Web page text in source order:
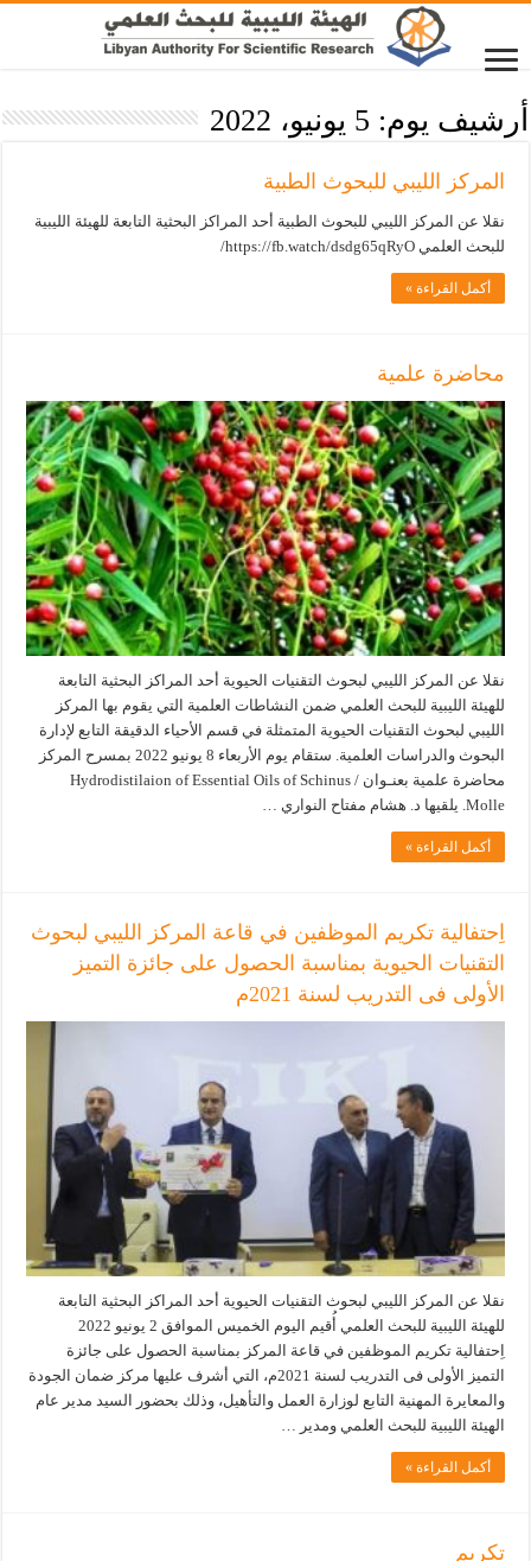
أرشيف يوم: 5 يونيو، 2022
المركز الليبي للبحوث الطبية
نقلا عن المركز الليبي للبحوث الطبية أحد المراكز البحثية التابعة للهيئة الليبية
للبحث العلمي https://fb.watch/dsdg65qRyO/
أكمل القراءة »
محاضرة علمية
نقلا عن المركز الليبي لبحوث التقنيات الحيوية أحد المراكز البحثية التابعة
للهيئة الليبية للبحث العلمي ضمن النشاطات العلمية التي يقوم بها المركز
الليبي لبحوث التقنيات الحيوية المتمثلة في قسم الأحياء الدقيقة التابع لإدارة
البحوث والدراسات العلمية. ستقام يوم الأربعاء 8 يونيو 2022 بمسرح المركز
محاضرة علمية بعنـوان / Hydrodistilaion of Essential Oils of Schinus
Molle. يلقيها د. هشام مفتاح النواري …
أكمل القراءة »
اِحتفالية تكريم الموظفين في قاعة المركز الليبي لبحوث
التقنيات الحيوية بمناسبة الحصول على جائزة التميز
الأولى فى التدريب لسنة 2021م
نقلا عن المركز الليبي لبحوث التقنيات الحيوية أحد المراكز البحثية التابعة
للهيئة الليبية للبحث العلمي أُقيم اليوم الخميس الموافق 2 يونيو 2022
اِحتفالية تكريم الموظفين في قاعة المركز بمناسبة الحصول على جائزة
التميز الأولى فى التدريب لسنة 2021م، التي أشرف عليها مركز ضمان الجودة
والمعايرة المهنية التابع لوزارة العمل والتأهيل، وذلك بحضور السيد مدير عام
الهيئة الليبية للبحث العلمي ومدير …
أكمل القراءة »
تكريم